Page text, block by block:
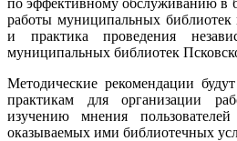
работы муниципальных
и практика проведения
муниципальных библиотек
Методические рекомендации
практикам для организации
изучению мнения
оказываемых ими библиотечных